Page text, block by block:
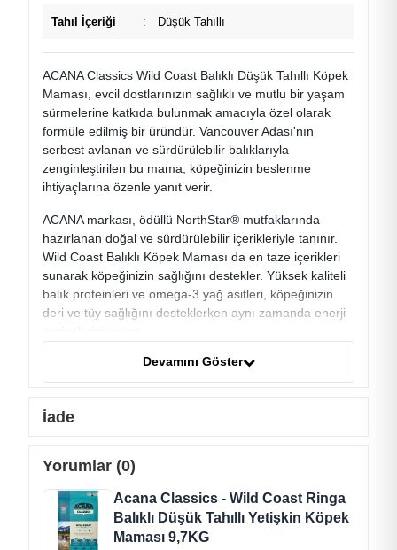
Tahıl İçeriği : Düşük Tahıllı
ACANA Classics Wild Coast Balıklı Düşük Tahıllı Köpek
Maması, evcil dostlarınızın sağlıklı ve mutlu bir yaşam
sürmelerine katkıda bulunmak amacıyla özel olarak
formüle edilmiş bir üründür. Vancouver Adası'nın
serbest avlanan ve sürdürülebilir balıklarıyla
zenginleştirilen bu mama, köpeğinizin beslenme
ihtiyaçlarına özenle yanıt verir.
ACANA markası, ödüllü NorthStar® mutfaklarında
hazırlanan doğal ve sürdürülebilir içerikleriyle tanınır.
Wild Coast Balıklı Köpek Maması da en taze içerikleri
sunarak köpeğinizin sağlığını destekler. Yüksek kaliteli
balık proteinleri ve omega-3 yağ asitleri, köpeğinizin
deri ve tüy sağlığını desteklerken aynı zamanda enerji
Ürün, düşük glisemikli işlenmemiş yulaflar içererek kan
şekerini dengede tutmaya yardımcı olur ve fazla kilo
formüle edilen bu mama, köpeğinizin her dönemde
Balıklı Düşük Tahıllı Köpek Maması, Kanada'nın en iyi
ve en taze içerikleriyle hazırlanmış olup, köpeğinizin
sağlıklı bir yaşam sürmesine destek olurken lezzetli bir
deneyim sunar.
İçerik
Devamını Göster
İade
Yorumlar (0)
Acana Classics - Wild Coast Ringa
Balıklı Düşük Tahıllı Yetişkin Köpek
Maması 9,7KG